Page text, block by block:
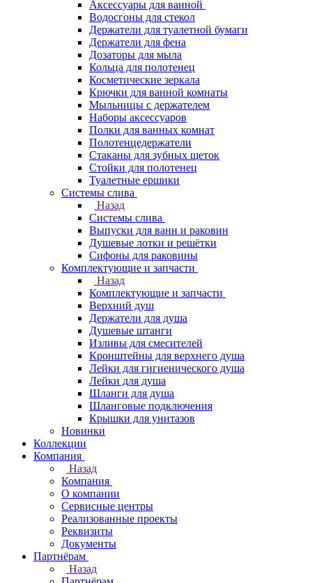
Аксессуары для ванной
Водосгоны для стекол
Держатели для туалетной бумаги
Держатели для фена
Дозаторы для мыла
Кольца для полотенец
Косметические зеркала
Крючки для ванной комнаты
Мыльницы с держателем
Наборы аксессуаров
Полки для ванных комнат
Полотенцедержатели
Стаканы для зубных щеток
Стойки для полотенец
Туалетные ершики
Системы слива
Назад
Системы слива
Выпуски для ванн и раковин
Душевые лотки и решётки
Сифоны для раковины
Комплектующие и запчасти
Назад
Комплектующие и запчасти
Верхний душ
Держатели для душа
Душевые штанги
Изливы для смесителей
Кронштейны для верхнего душа
Лейки для гигиенического душа
Лейки для душа
Шланги для душа
Шланговые подключения
Крышки для унитазов
Новинки
Коллекции
Компания
Назад
Компания
О компании
Сервисные центры
Реализованные проекты
Реквизиты
Документы
Партнёрам
Назад